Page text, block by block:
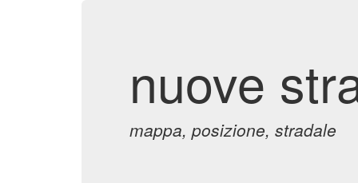
nuove
mappa, posizione, stradale